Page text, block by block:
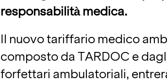
responsabilità medica.
Il nuovo tariffario medico
composto da TARDOC e
forfettari ambulatoriali,